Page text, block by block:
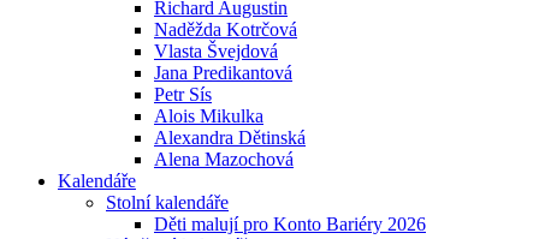
Richard Augustin
Naděžda Kotrčová
Vlasta Švejdová
Jana Predikantová
Petr Sís
Alois Mikulka
Alexandra Dětinská
Alena Mazochová
Kalendáře
Stolní kalendáře
Děti malují pro Konto Bariéry 2026